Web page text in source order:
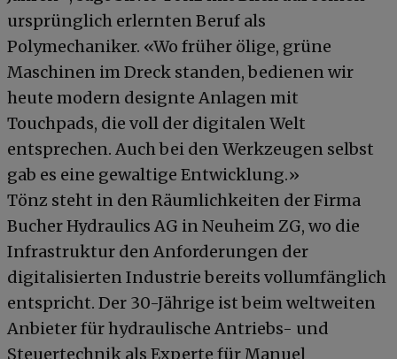
ursprünglich erlernten Beruf als
Polymechaniker. «Wo früher ölige, grüne
Maschinen im Dreck standen, bedienen wir
heute modern designte Anlagen mit
Touchpads, die voll der digitalen Welt
entsprechen. Auch bei den Werkzeugen selbst
gab es eine gewaltige Entwicklung.»
Tönz steht in den Räumlichkeiten der Firma
Bucher Hydraulics AG in Neuheim ZG, wo die
Infrastruktur den Anforderungen der
digitalisierten Industrie bereits vollumfänglich
entspricht. Der 30-Jährige ist beim weltweiten
Anbieter für hydraulische Antriebs- und
Steuertechnik als Experte für Manuel